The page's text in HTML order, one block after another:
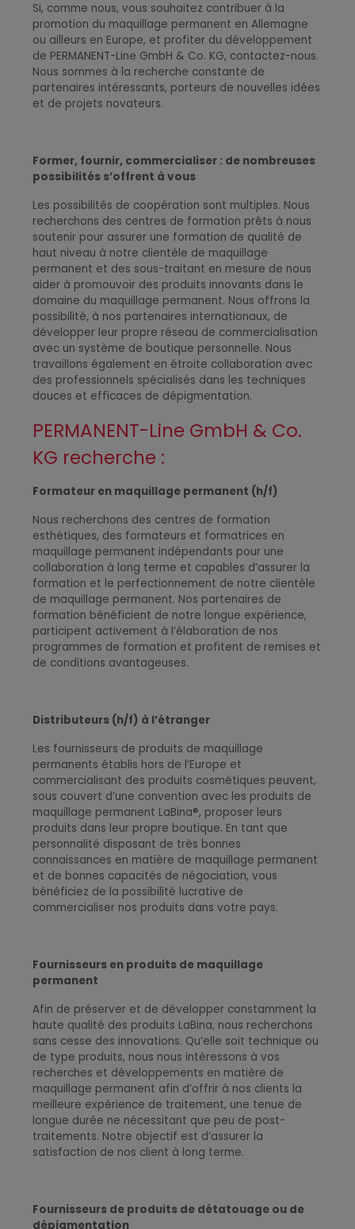
Si, comme nous, vous souhaitez contribuer à la
promotion du maquillage permanent en Allemagne
ou ailleurs en Europe, et profiter du développement
de PERMANENT-Line GmbH & Co. KG, contactez-nous.
Nous sommes à la recherche constante de
partenaires intéressants, porteurs de nouvelles idées
et de projets novateurs.
Former, fournir, commercialiser : de nombreuses
possibilités s’offrent à vous
Les possibilités de coopération sont multiples. Nous
recherchons des centres de formation prêts à nous
soutenir pour assurer une formation de qualité de
haut niveau à notre clientèle de maquillage
permanent et des sous-traitant en mesure de nous
aider à promouvoir des produits innovants dans le
domaine du maquillage permanent. Nous offrons la
possibilité, à nos partenaires internationaux, de
développer leur propre réseau de commercialisation
avec un système de boutique personnelle. Nous
travaillons également en étroite collaboration avec
des professionnels spécialisés dans les techniques
douces et efficaces de dépigmentation.
PERMANENT-Line GmbH & Co.
KG recherche :
Formateur en maquillage permanent (h/f)
Nous recherchons des centres de formation
esthétiques, des formateurs et formatrices en
maquillage permanent indépendants pour une
collaboration à long terme et capables d’assurer la
formation et le perfectionnement de notre clientèle
de maquillage permanent. Nos partenaires de
formation bénéficient de notre longue expérience,
participent activement à l’élaboration de nos
programmes de formation et profitent de remises et
de conditions avantageuses.
Distributeurs (h/f) à l’étranger
Les fournisseurs de produits de maquillage
permanents établis hors de l’Europe et
commercialisant des produits cosmétiques peuvent,
sous couvert d’une convention avec les produits de
maquillage permanent LaBina®, proposer leurs
produits dans leur propre boutique. En tant que
personnalité disposant de très bonnes
connaissances en matière de maquillage permanent
et de bonnes capacités de négociation, vous
bénéficiez de la possibilité lucrative de
commercialiser nos produits dans votre pays.
Fournisseurs en produits de maquillage
permanent
Afin de préserver et de développer constamment la
haute qualité des produits LaBina, nous recherchons
sans cesse des innovations. Qu’elle soit technique ou
de type produits, nous nous intéressons à vos
recherches et développements en matière de
maquillage permanent afin d’offrir à nos clients la
meilleure expérience de traitement, une tenue de
longue durée ne nécessitant que peu de post-
traitements. Notre objectif est d’assurer la
satisfaction de nos client à long terme.
Fournisseurs de produits de détatouage ou de
dépigmentation